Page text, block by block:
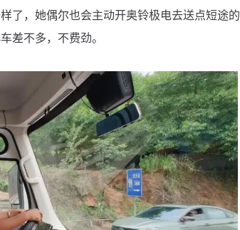
了，她偶尔也会主动开奥铃极电去送点短途的
差不多，不费劲。